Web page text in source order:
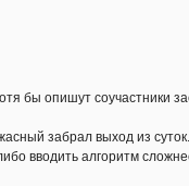
бы опишут соучастники
забрал выход из суток.
вводить алгоритм